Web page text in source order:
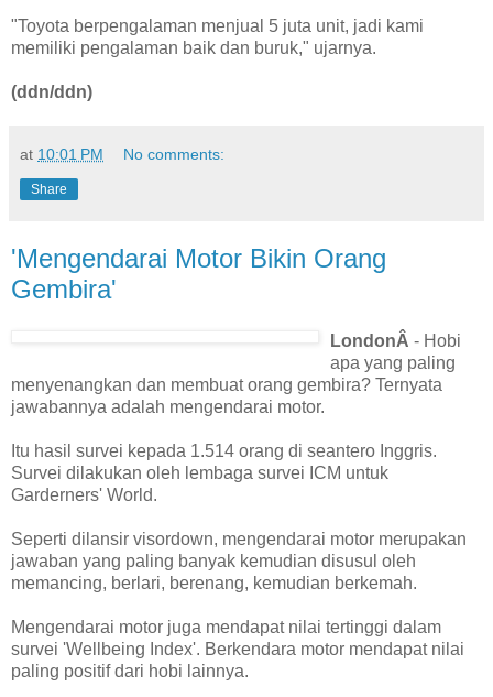
"Toyota berpengalaman menjual 5 juta unit, jadi kami
memiliki pengalaman baik dan buruk," ujarnya.
(ddn/ddn)
at 10:01 PM No comments:
Share
'Mengendarai Motor Bikin Orang
Gembira'
LondonÂ - Hobi
apa yang paling
menyenangkan dan membuat orang gembira? Ternyata
jawabannya adalah mengendarai motor.
Itu hasil survei kepada 1.514 orang di seantero Inggris.
Survei dilakukan oleh lembaga survei ICM untuk
Garderners' World.
Seperti dilansir visordown, mengendarai motor merupakan
jawaban yang paling banyak kemudian disusul oleh
memancing, berlari, berenang, kemudian berkemah.
Mengendarai motor juga mendapat nilai tertinggi dalam
survei 'Wellbeing Index'. Berkendara motor mendapat nilai
paling positif dari hobi lainnya.